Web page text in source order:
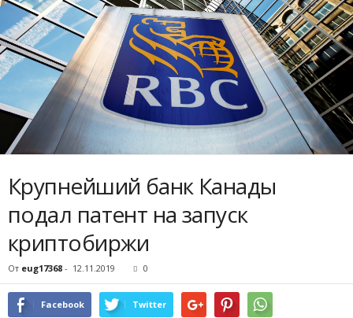
Крупнейший банк Канады
подал патент на запуск
криптобиржи
От eug17368 - 12.11.2019 0
Facebook Twitter